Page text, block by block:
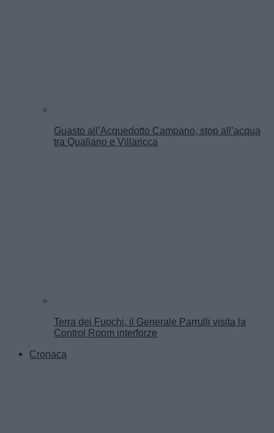
Guasto all’Acquedotto Campano, stop all’acqua
tra Qualiano e Villaricca
Terra dei Fuochi, il Generale Parrulli visita la
Control Room interforze
Cronaca